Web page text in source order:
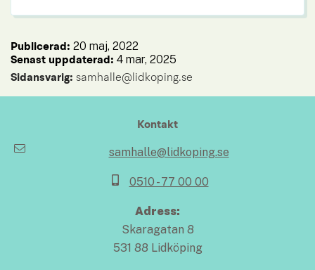
Publicerad: 20 maj, 2022
Senast uppdaterad: 4 mar, 2025
Sidansvarig: samhalle@lidkoping.se
Kontakt
samhalle@lidkoping.se
0510 - 77 00 00
Adress:
Skaragatan 8
531 88 Lidköping